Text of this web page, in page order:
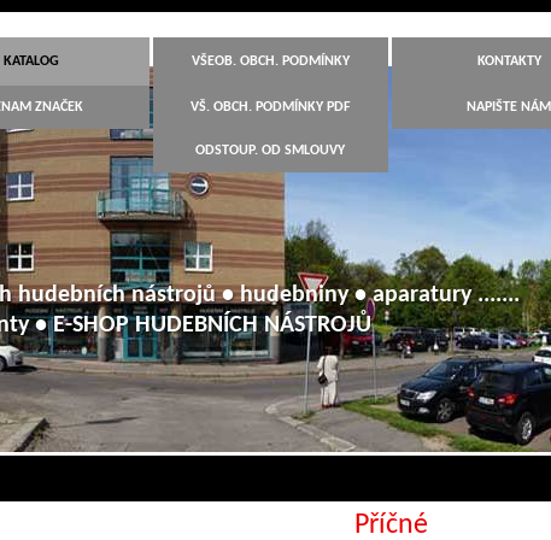
KATALOG
ZNAČEK
VŠEOB. OBCH. PODMÍNKY
VŠ. OBCH. PODMÍNKY PDF
ODSTOUP. OD SMLOUVY
KONTAKTY
NAPIŠTE NÁM
hudebních nástrojů • hudebniny • aparatury .......
• E-SHOP HUDEBNÍCH NÁSTROJŮ
Příčné